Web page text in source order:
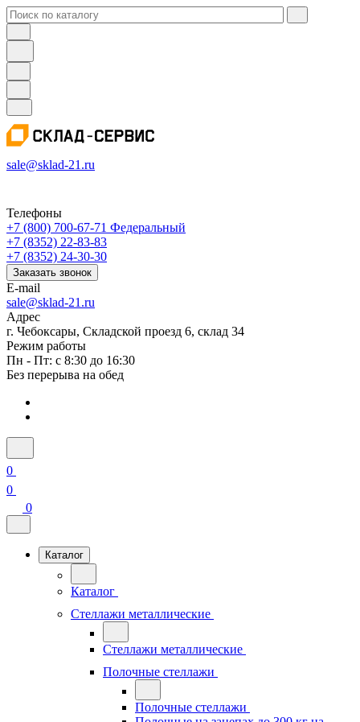
sale@sklad-21.ru
Телефоны
+7 (800) 700-67-71 Федеральный
+7 (8352) 22-83-83
+7 (8352) 24-30-30
Заказать звонок
E-mail
sale@sklad-21.ru
Адрес
г. Чебоксары, Складской проезд 6, склад 34
Режим работы
Пн - Пт: с 8:30 до 16:30
Без перерыва на обед
0
0
0
Каталог
Каталог
Стеллажи металлические
Стеллажи металлические
Полочные стеллажи
Полочные стеллажи